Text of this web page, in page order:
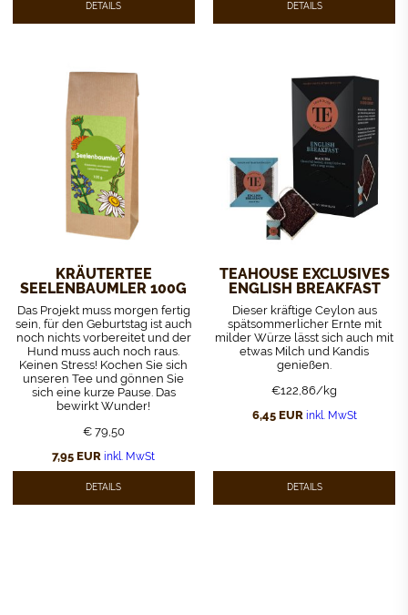
DETAILS DETAILS
KRÄUTERTEE
SEELENBAUMLER 100G
Das Projekt muss morgen fertig
sein, für den Geburtstag ist auch
noch nichts vorbereitet und der
Hund muss auch noch raus.
Keinen Stress! Kochen Sie sich
unseren Tee und gönnen Sie
sich eine kurze Pause. Das
bewirkt Wunder!
€ 79,50
7,95EUR inkl. MwSt
DETAILS
TEAHOUSE EXCLUSIVES
ENGLISH BREAKFAST
Dieser kräftige Ceylon aus
spätsommerlicher Ernte mit
milder Würze lässt sich auch mit
etwas Milch und Kandis
genießen.
€122,86/kg
6,45 EUR inkl. MwSt
DETAILS